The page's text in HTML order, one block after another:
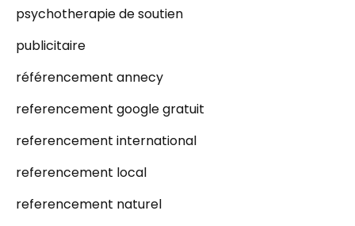
psychotherapie de soutien
publicitaire
référencement annecy
referencement google gratuit
referencement international
referencement local
referencement naturel